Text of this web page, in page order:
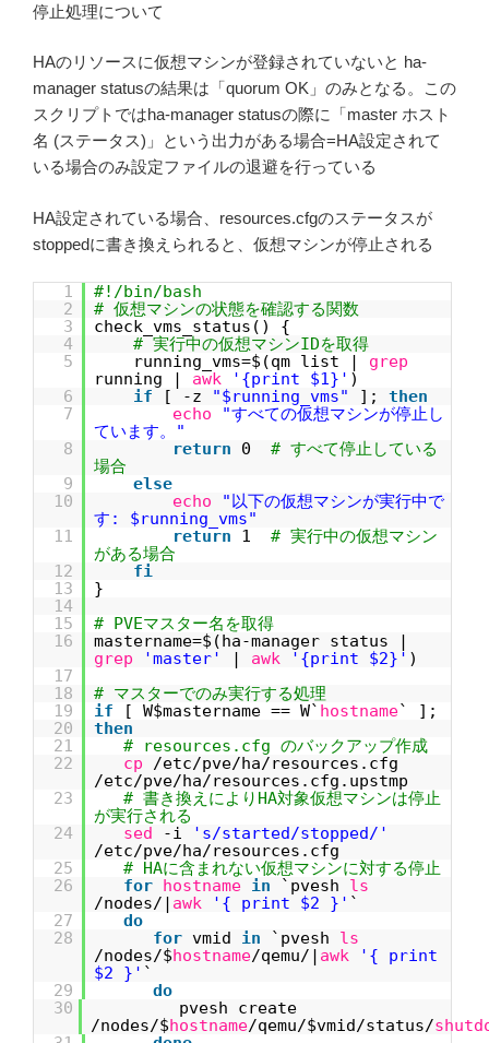
停止処理について
HAのリソースに仮想マシンが登録されていないと ha-
manager statusの結果は「quorum OK」のみとなる。この
スクリプトではha-manager statusの際に「master ホスト
名 (ステータス)」という出力がある場合=HA設定されて
いる場合のみ設定ファイルの退避を行っている
HA設定されている場合、resources.cfgのステータスが
stoppedに書き換えられると、仮想マシンが停止される
1
#!/bin/bash
2
# 仮想マシンの状態を確認する関数
3
check_vms_status() {
4
# 実行中の仮想マシンIDを取得
5
running_vms=$(qm list | grep
running | awk '{print $1}' )
6
if [ -z "$running_vms" ]; then
7
echo
"すべての仮想マシンが停止し
ています。"
8
return 0 # すべて停止している
場合
9
else
10
echo
"以下の仮想マシンが実行中で
す: $running_vms"
11
return 1 # 実行中の仮想マシン
がある場合
12
fi
13
}
14
15
# PVEマスター名を取得
16
mastername=$(ha-manager status |
grep
'master' | awk '{print $2}' )
17
18
# マスターでのみ実行する処理
19
if [ W$mastername == W` hostname` ];
20
then
21
# resources.cfg のバックアップ作成
22
cp
/etc/pve/ha/resources.cfg
/etc/pve/ha/resources.cfg.upstmp
23
# 書き換えによりHA対象仮想マシンは停止
が実行される
24
sed -i
's/started/stopped/'
/etc/pve/ha/resources.cfg
25
# HAに含まれない仮想マシンに対する停止
26
for hostname in `pvesh ls
/nodes/| awk '{ print $2 }' `
27
do
28
for vmid in `pvesh ls
/nodes/$hostname/qemu/| awk
'{ print
$2 }' `
29
do
30
pvesh create
/nodes/$hostname/qemu/$vmid/status/